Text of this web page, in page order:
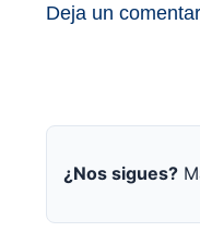
Deja un
¿Nos sigues?